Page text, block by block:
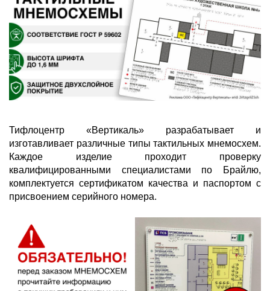
Тифлоцентр «Вертикаль» разрабатывает и
изготавливает различные типы тактильных мнемосхем.
Каждое изделие проходит проверку
квалифицированными специалистами по Брайлю,
комплектуется сертификатом качества и паспортом с
присвоением серийного номера.